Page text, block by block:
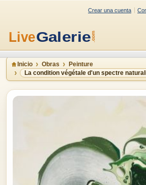
Crear una cuenta
Inicio Obras
Peinture
La condition végétale d'un spectre